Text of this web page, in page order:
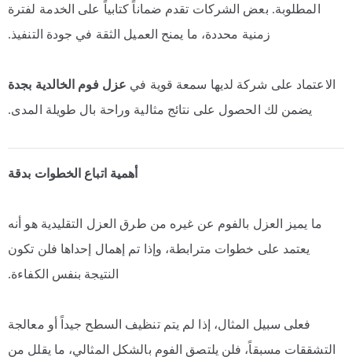
المطلوبة. بعض الشركات تقدم ضماناً كتابياً على الخدمة لفترة
زمنية محددة، ما يمنح العميل الثقة في جودة التنفيذ.
الاعتماد على شركة لديها سمعة قوية في عزل فوم الخالدية بجدة
يضمن لك الحصول على نتائج مثالية وراحة بال طويلة المدى.
أهمية اتباع الخطوات بدقة
ما يميز العزل بالفوم عن غيره من طرق العزل التقليدية هو أنه
يعتمد على خطوات مترابطة، وإذا تم إهمال إحداها فلن تكون
النتيجة بنفس الكفاءة.
فعلى سبيل المثال، إذا لم يتم تنظيف السطح جيداً أو معالجة
التشققات مسبقاً، فلن يلتصق الفوم بالشكل المثالي، ما يقلل من